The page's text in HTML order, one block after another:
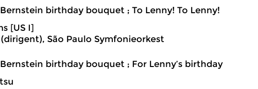
birthday bouquet ; To Lenny! To Lenny!
[US I]
São Paulo Symfonieorkest
birthday bouquet ; For Lenny’s birthday